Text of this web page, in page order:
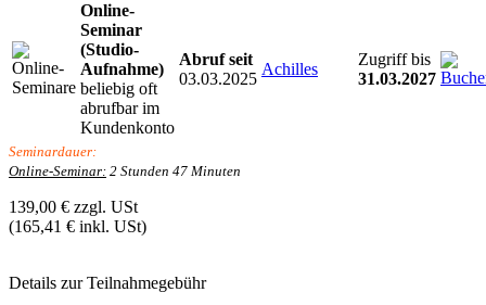
Online-
Seminar
(Studio-
Aufnahme)
beliebig oft
abrufbar im
Kundenkonto
Abruf seit
03.03.2025
Achilles
Zugriff bis
31.03.2027
Seminardauer:
Online-Seminar: 2 Stunden 47 Minuten
139,00 € zzgl. USt
(165,41 € inkl. USt)
Details zurTeilnahmegebühr